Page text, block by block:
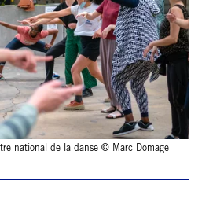
national de la danse © Marc Domage